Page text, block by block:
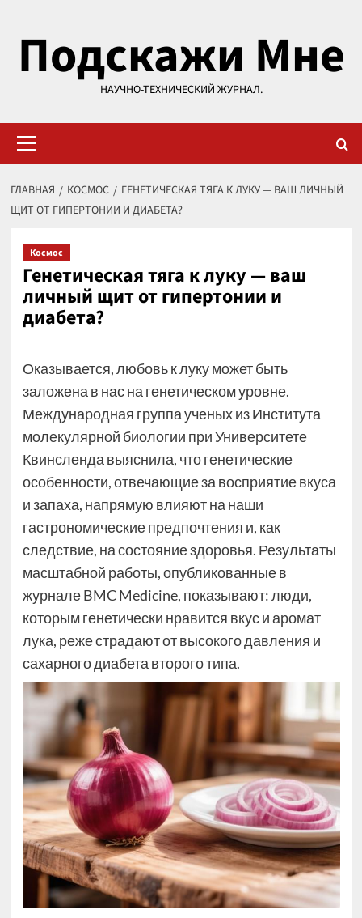
содержимому
Подскажи Мне
НАУЧНО-ТЕХНИЧЕСКИЙ ЖУРНАЛ.
меню
ГЛАВНАЯ КОСМОС
ГЕНЕТИЧЕСКАЯ ТЯГА К ЛУКУ — ВАШ ЛИЧНЫЙ
ЩИТ ОТ ГИПЕРТОНИИ И ДИАБЕТА?
Космос
Генетическая тяга к луку — ваш
личный щит от гипертонии и
диабета?
Оказывается, любовь к луку может быть
заложена в нас на генетическом уровне.
Международная группа ученых из Института
молекулярной биологии при Университете
Квинсленда выяснила, что генетические
особенности, отвечающие за восприятие вкуса
и запаха, напрямую влияют на наши
гастрономические предпочтения и, как
следствие, на состояние здоровья. Результаты
масштабной работы, опубликованные в
журнале BMC Medicine, показывают: люди,
которым генетически нравится вкус и аромат
лука, реже страдают от высокого давления и
сахарного диабета второго типа.